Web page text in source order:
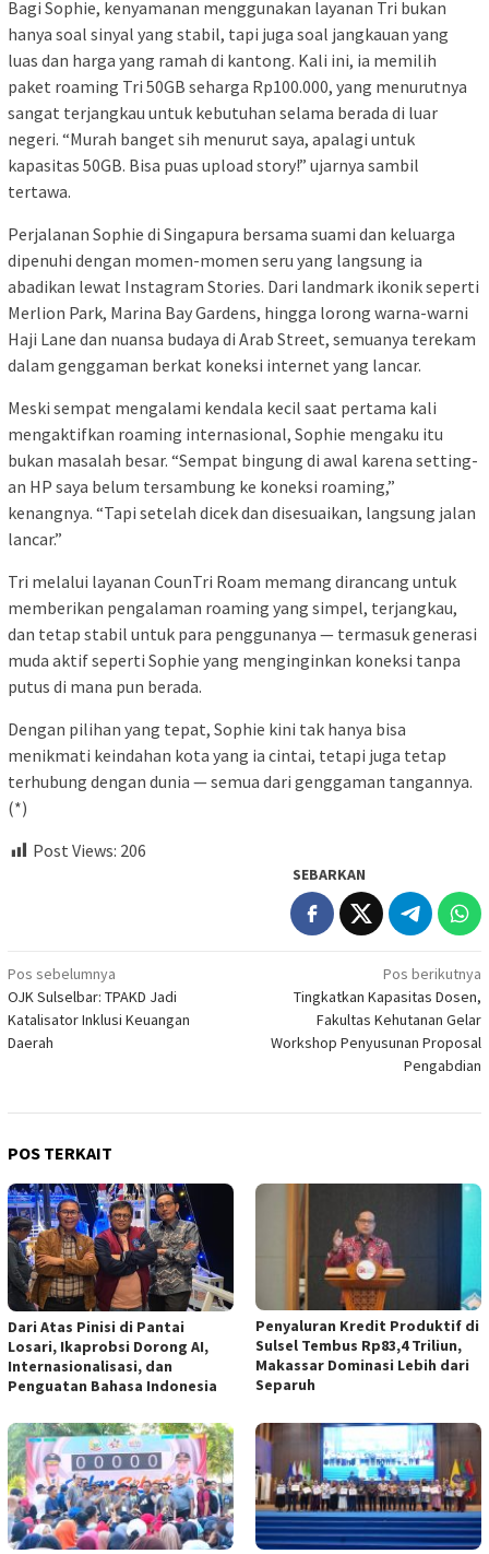
Bagi Sophie, kenyamanan menggunakan layanan Tri bukan
hanya soal sinyal yang stabil, tapi juga soal jangkauan yang
luas dan harga yang ramah di kantong. Kali ini, ia memilih
paket roaming Tri 50GB seharga Rp100.000, yang menurutnya
sangat terjangkau untuk kebutuhan selama berada di luar
negeri. “Murah banget sih menurut saya, apalagi untuk
kapasitas 50GB. Bisa puas upload story!” ujarnya sambil
tertawa.
Perjalanan Sophie di Singapura bersama suami dan keluarga
dipenuhi dengan momen-momen seru yang langsung ia
abadikan lewat Instagram Stories. Dari landmark ikonik seperti
Merlion Park, Marina Bay Gardens, hingga lorong warna-warni
Haji Lane dan nuansa budaya di Arab Street, semuanya terekam
dalam genggaman berkat koneksi internet yang lancar.
Meski sempat mengalami kendala kecil saat pertama kali
mengaktifkan roaming internasional, Sophie mengaku itu
bukan masalah besar. “Sempat bingung di awal karena setting-
an HP saya belum tersambung ke koneksi roaming,”
kenangnya. “Tapi setelah dicek dan disesuaikan, langsung jalan
lancar.”
Tri melalui layanan CounTri Roam memang dirancang untuk
memberikan pengalaman roaming yang simpel, terjangkau,
dan tetap stabil untuk para penggunanya — termasuk generasi
muda aktif seperti Sophie yang menginginkan koneksi tanpa
putus di mana pun berada.
Dengan pilihan yang tepat, Sophie kini tak hanya bisa
menikmati keindahan kota yang ia cintai, tetapi juga tetap
terhubung dengan dunia — semua dari genggaman tangannya.
(*)
Post Views: 206
SEBARKAN
Navigasi
pos
Pos sebelumnya
OJK Sulselbar: TPAKD Jadi
Katalisator Inklusi Keuangan
Daerah
Pos berikutnya
Tingkatkan Kapasitas Dosen,
Fakultas Kehutanan Gelar
Workshop Penyusunan Proposal
Pengabdian
POS TERKAIT
Dari Atas Pinisi di Pantai
Losari, Ikaprobsi Dorong AI,
Internasionalisasi, dan
Penguatan Bahasa Indonesia
Penyaluran Kredit Produktif di
Sulsel Tembus Rp83,4 Triliun,
Makassar Dominasi Lebih dari
Separuh